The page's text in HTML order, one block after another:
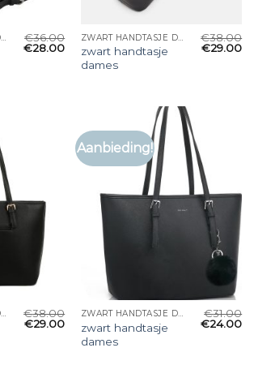
€36.00
€28.00
zwart handtasje
dames
€38.00
€29.00
ZWART HANDTASJE DAMES €38.00
€29.00
Aanbieding!
ZWART HANDTASJE DAMES
zwart handtasje
dames
€31.00
€24.00